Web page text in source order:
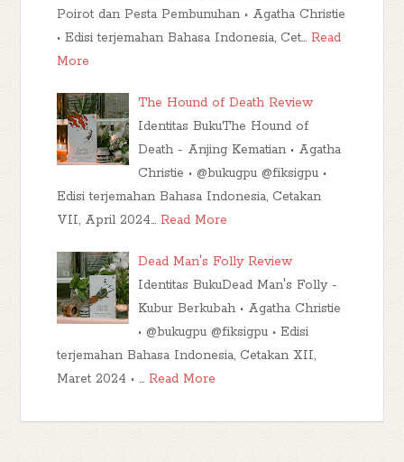
Poirot dan Pesta Pembunuhan • Agatha Christie
• Edisi terjemahan Bahasa Indonesia, Cet… Read
More
The Hound of Death Review
Identitas BukuThe Hound of
Death - Anjing Kematian • Agatha
Christie • @bukugpu @fiksigpu •
Edisi terjemahan Bahasa Indonesia, Cetakan
VII, April 2024… Read More
Dead Man's Folly Review
Identitas BukuDead Man's Folly -
Kubur Berkubah • Agatha Christie
• @bukugpu @fiksigpu • Edisi
terjemahan Bahasa Indonesia, Cetakan XII,
Maret 2024 • … Read More